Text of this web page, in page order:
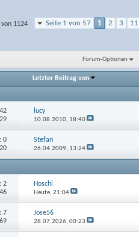
Seite 1 von 57 1 2 3 11
1124
Forum-Optionen
Letzter Beitrag von
lucy
10.08.2010, 18:40
0
Stefan
26.04.2009, 13:24
2
Hoschi
Heute, 21:04
7
Jose56
28.07.2026, 00:23